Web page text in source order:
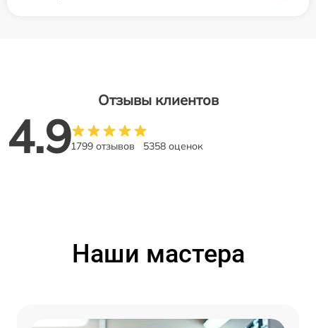
Отзывы клиентов
4.91799 отзывов 5358 оценок
Наши мастера